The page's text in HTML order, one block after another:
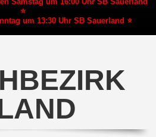
⭐
um 13:30 Uhr SB Sauerland ⭐